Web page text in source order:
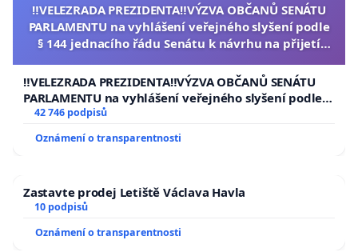
‼️VELEZRADA PREZIDENTA‼️VÝZVA OBČANŮ SENÁTU
PARLAMENTU na vyhlášení veřejného slyšení podle
§ 144 jednacího řádu Senátu k návrhu na přijetí
republiky
‼️VELEZRADA PREZIDENTA‼️VÝZVA OBČANŮ SENÁTU
PARLAMENTU na vyhlášení veřejného slyšení podle §
144 jednacího řádu Senátu k návrhu na přijetí
republiky
42 746 podpisů
Oznámení o transparentnosti
Zastavte prodej Letiště Václava Havla
10 podpisů
Oznámení o transparentnosti